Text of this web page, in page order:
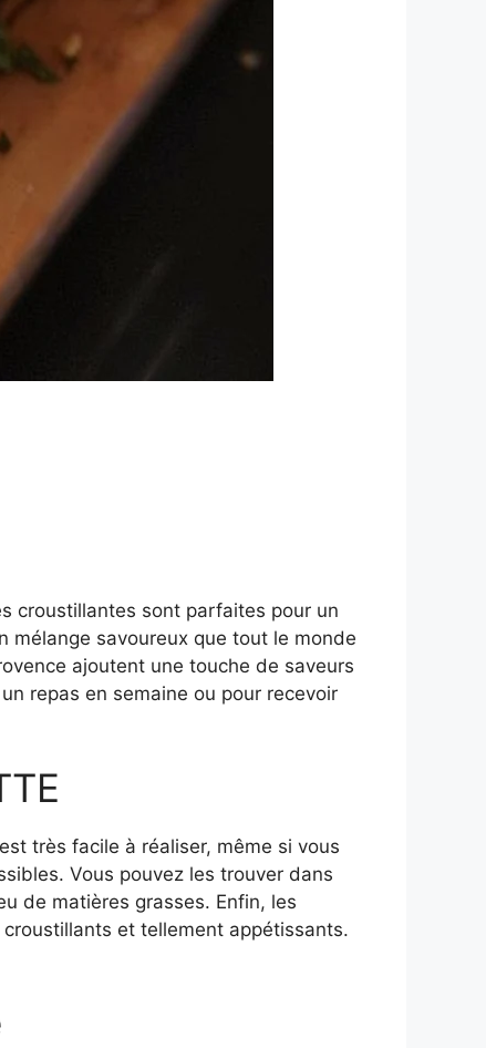
croustillantes sont parfaites pour un
mélange savoureux que tout le monde
ajoutent une touche de saveurs
repas en semaine ou pour recevoir
très facile à réaliser, même si vous
Vous pouvez les trouver dans
de matières grasses. Enfin, les
et tellement appétissants.